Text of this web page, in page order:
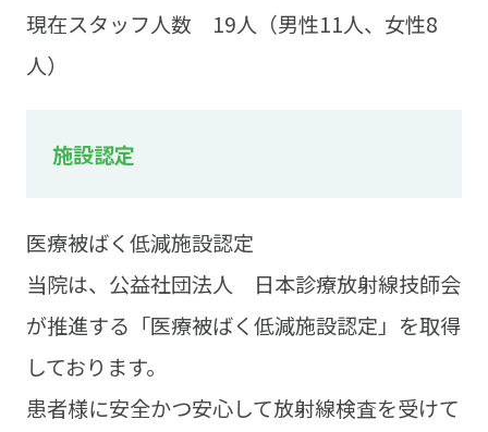
現在スタッフ人数 19人（男性11人、女性8
人）
施設認定
医療被ばく低減施設認定
当院は、公益社団法人 日本診療放射線技師会
が推進する「医療被ばく低減施設認定」を取得
しております。
患者様に安全かつ安心して放射線検査を受けて